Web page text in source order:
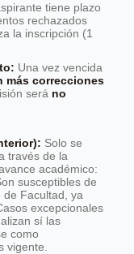
tiene plazo
rechazados
la inscripción (1
Una vez vencida
más correcciones
será no
Solo se
través de la
académico:
susceptibles de
de Facultad, ya
excepcionales
sí las
como
vigente.